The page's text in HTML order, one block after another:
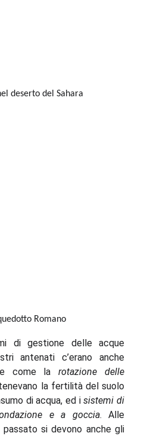
deserto del Sahara
Romano
di gestione delle acque
antenati c’erano anche
come larotazione delle
la fertilità del suolo
di acqua, ed isistemi di
e a goccia. Alle
si devono anche gli